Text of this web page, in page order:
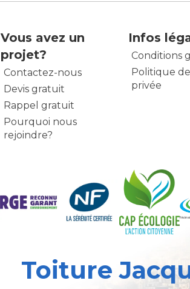
Vous avez un
projet?
Contactez-nous
Devis gratuit
Rappel gratuit
Pourquoi nous
rejoindre?
Infos
Conditions
Politique
privée
Toiture